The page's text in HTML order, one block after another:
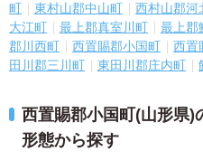
町
東村山郡中山町 西村山郡河
大江町
最上郡真室川町 最上郡
郡川西町
西置賜郡小国町 西置
田川郡三川町
東田川郡庄内町
西置賜郡小国町(山形県)
形態から探す